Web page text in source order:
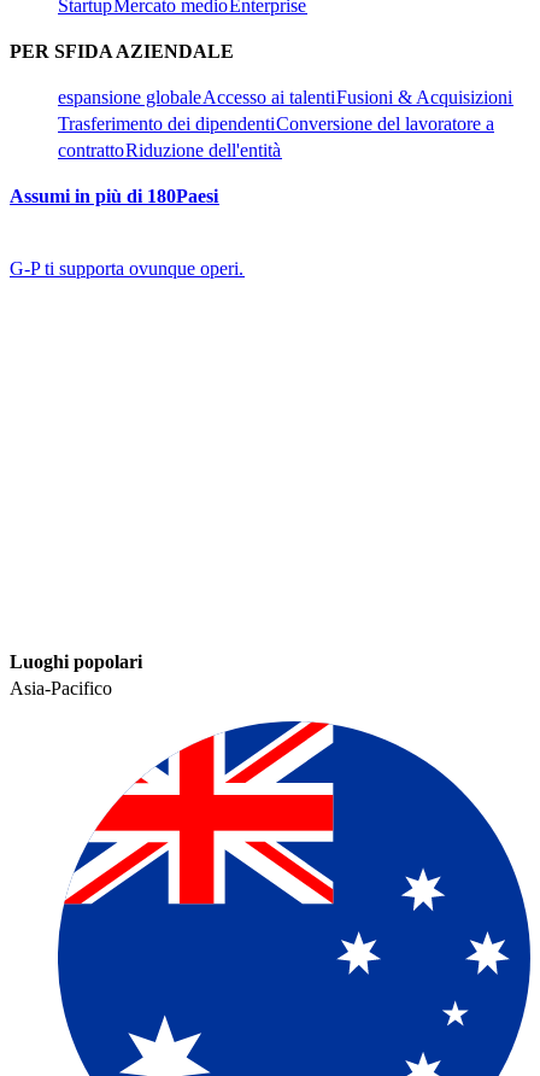
Startup​​Mercato medio​​ Enterprise​​
PER SFIDA AZIENDALE​​
espansione globale​​Accesso ai talenti​​Fusioni & Acquisizioni​​
Trasferimento dei dipendenti​​Conversione del lavoratore a
contratto​​Riduzione dell'entità​​
Assumi in più di 180Paesi​​
G-P ti supporta ovunque operi.​​
Luoghi popolari​​
Asia-Pacifico​​